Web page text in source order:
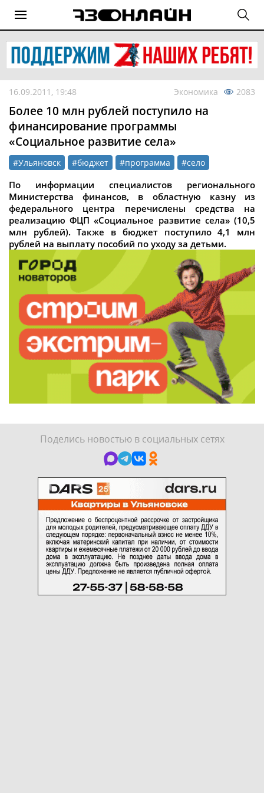
16.09.2011, 19:48 Экономика 2083
Более 10 млн рублей поступило на
финансирование программы
«Социальное развитие села»
#Ульяновск #бюджет #программа #село
По информации специалистов регионального
Министерства финансов, в областную казну из
федерального центра перечислены средства на
реализацию ФЦП «Социальное развитие села» (10,5
млн рублей). Также в бюджет поступило 4,1 млн
рублей на выплату пособий по уходу за детьми.
Поделись новостью в социальных сетях